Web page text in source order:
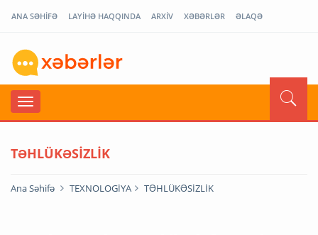
ANA SƏHİFƏ LAYİHƏ HAQQINDA ARXİV XƏBƏRLƏR ƏLAQƏ
TƏHLÜKƏSİZLİK
Ana Səhifə TEXNOLOGİYA TƏHLÜKƏSİZLİK